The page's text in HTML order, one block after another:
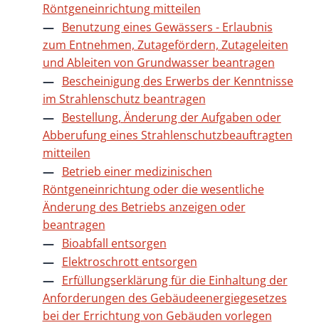
Röntgeneinrichtung mitteilen
Benutzung eines Gewässers - Erlaubnis
zum Entnehmen, Zutagefördern, Zutageleiten
und Ableiten von Grundwasser beantragen
Bescheinigung des Erwerbs der Kenntnisse
im Strahlenschutz beantragen
Bestellung, Änderung der Aufgaben oder
Abberufung eines Strahlenschutzbeauftragten
mitteilen
Betrieb einer medizinischen
Röntgeneinrichtung oder die wesentliche
Änderung des Betriebs anzeigen oder
beantragen
Bioabfall entsorgen
Elektroschrott entsorgen
Erfüllungserklärung für die Einhaltung der
Anforderungen des Gebäudeenergiegesetzes
bei der Errichtung von Gebäuden vorlegen